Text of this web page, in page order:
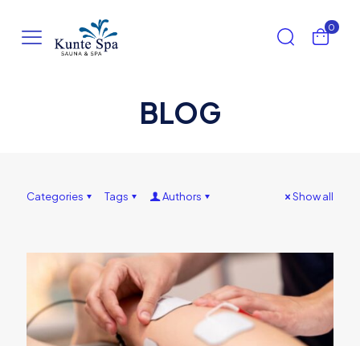
0
BLOG
Categories Tags Authors Show all